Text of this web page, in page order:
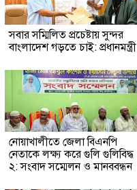
সবার সম্মিলিত প্রচেষ্টায় সুন্দর
বাংলাদেশ গড়তে চাই: প্রধানমন্ত্রী
নোয়াখালীতে জেলা বিএনপি
নেতাকে লক্ষ্য করে গুলি গুলিবিদ্ধ
২: সংবাদ সম্মেলন ও মানববন্ধন